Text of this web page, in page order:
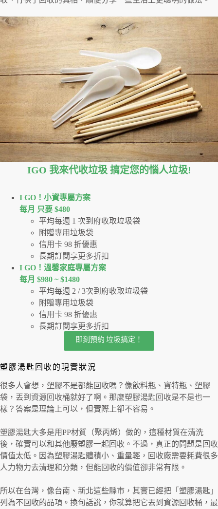
IGO 我來代收垃圾 搞定您的惱人垃圾!
I GO！⼩資專屬⽅案
每月 只要 $480
平均每週 1 次到府收取垃圾袋
附贈專用垃圾袋
信用卡 98 折優惠
長期訂閱享更多折扣
I GO！溫馨家庭專屬方案
每月 $980 ~ $1480
平均每週 2 / 3次到府收取垃圾袋
附贈專用垃圾袋
信用卡 98 折優惠
長期訂閱享更多折扣
即刻預約 垃圾搞定！
塑膠湯匙回收的現實狀況
很多人會想，塑膠不是都能回收嗎？像飲料瓶、寶特瓶、塑膠
袋，丟到資源回收桶就好了啊。那麼塑膠湯匙回收是不是也一
樣？答案是理論上可以，但實際上卻不容易。
塑膠湯匙大多是用PP材質（聚丙烯）做的，這種材質在清洗
後，確實可以和其他廢塑膠一起回收。不過，真正的問題是回收
價值太低。因為塑膠湯匙體積小、重量輕，回收廠需要耗費很多
人力物力去清理和分類，但能回收的價值卻非常有限。
所以在台灣，像台南、新北這些縣市，其實已經把「塑膠湯匙」
列為不回收的品項。換句話說，你就算把它丟到資源回收桶，最